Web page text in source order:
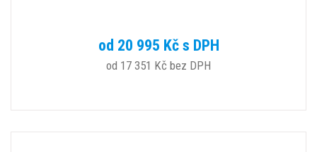
od 20 995 Kč s DPH
od 17 351 Kč bez DPH